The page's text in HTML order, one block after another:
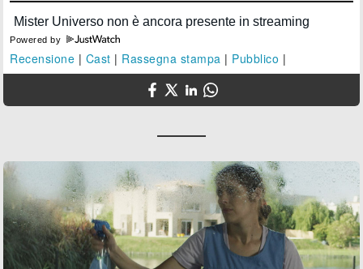
Powered by
Recensione | Cast | Rassegna stampa | Pubblico |